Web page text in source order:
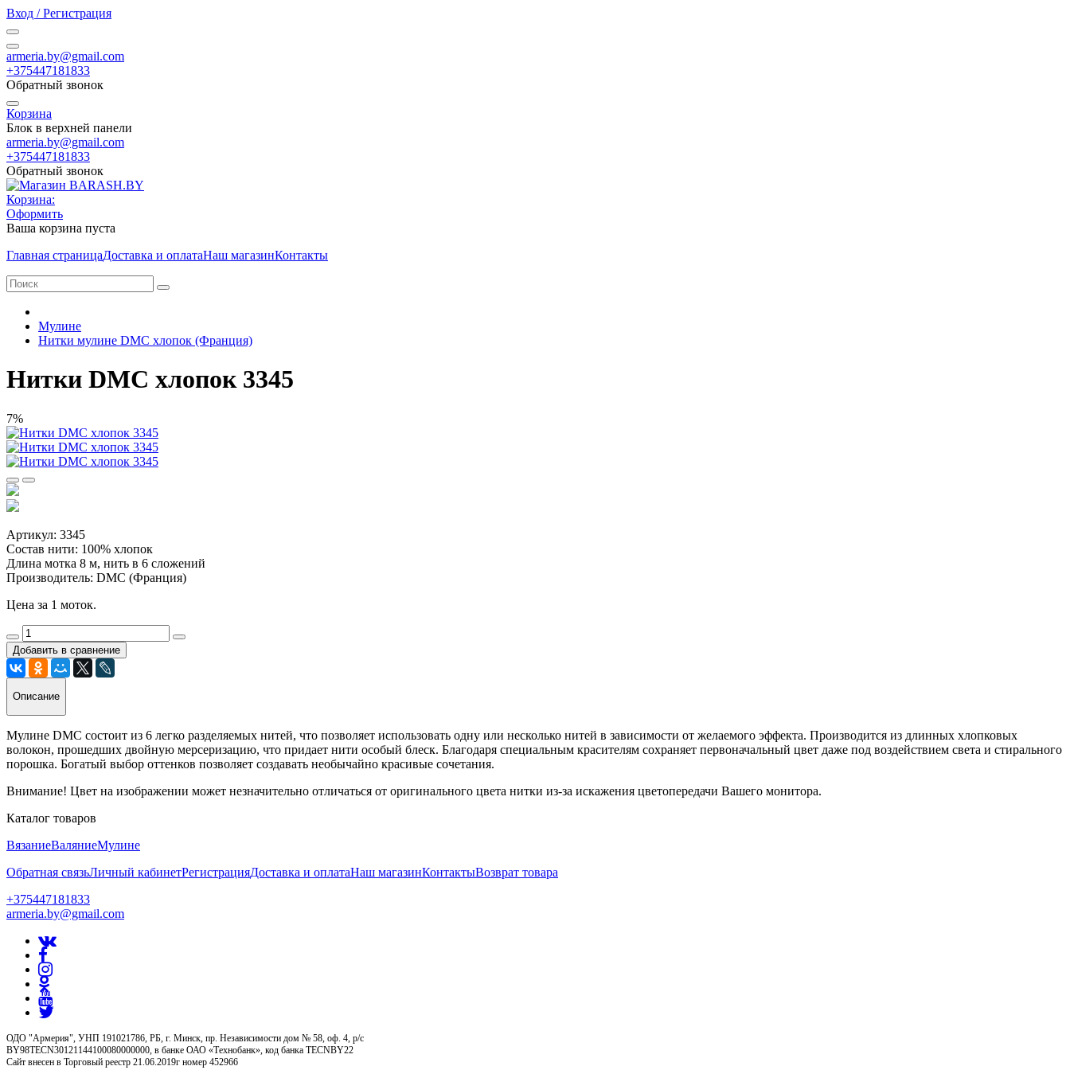
Вход / Регистрация
armeria.by@gmail.com
+375447181833
Обратный звонок
Корзина
Блок в верхней панели
armeria.by@gmail.com
+375447181833
Обратный звонок
Корзина:
Оформить
Ваша корзина пуста
Главная страницаДоставка и оплатаНаш магазинКонтакты
Мулине
Нитки мулине DMC хлопок (Франция)
Нитки DMC хлопок 3345
7%
Артикул: 3345
Состав нити: 100% хлопок
Длина мотка 8 м, нить в 6 сложений
Производитель: DMC (Франция)
Цена за 1 моток.
Добавить в сравнение
Описание
Мулине DMC состоит из 6 легко разделяемых нитей, что позволяет использовать одну или несколько нитей в зависимости от желаемого эффекта. Производится из длинных хлопковых
волокон, прошедших двойную мерсеризацию, что придает нити особый блеск. Благодаря специальным красителям сохраняет первоначальный цвет даже под воздействием света и стирального
порошка. Богатый выбор оттенков позволяет создавать необычайно красивые сочетания.
Внимание! Цвет на изображении может незначительно отличаться от оригинального цвета нитки из-за искажения цветопередачи Вашего монитора.
Каталог товаров
ВязаниеВаляниеМулине
Обратная связьЛичный кабинетРегистрацияДоставка и оплатаНаш магазинКонтактыВозврат товара
+375447181833
armeria.by@gmail.com
ОДО "Армерия", УНП 191021786, РБ, г. Минск, пр. Независимости дом № 58, оф. 4, р/с
BY98TECN30121144100080000000, в банке ОАО «Технобанк», код банка TECNBY22
Сайт внесен в Торговый реестр 21.06.2019г номер 452966